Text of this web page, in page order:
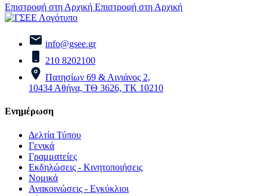
Επιστροφή στη Αρχική Επιστροφή στη Αρχική
info@gsee.gr
210 8202100
Πατησίων 69 & Αινιάνος 2,
10434 Αθήνα, ΤΘ 3626, ΤΚ 10210
Ενημέρωση
Δελτία Τύπου
Γενικά
Γραμματείες
Εκδηλώσεις - Κινητοποιήσεις
Νομικά
Ανακοινώσεις - Εγκύκλιοι